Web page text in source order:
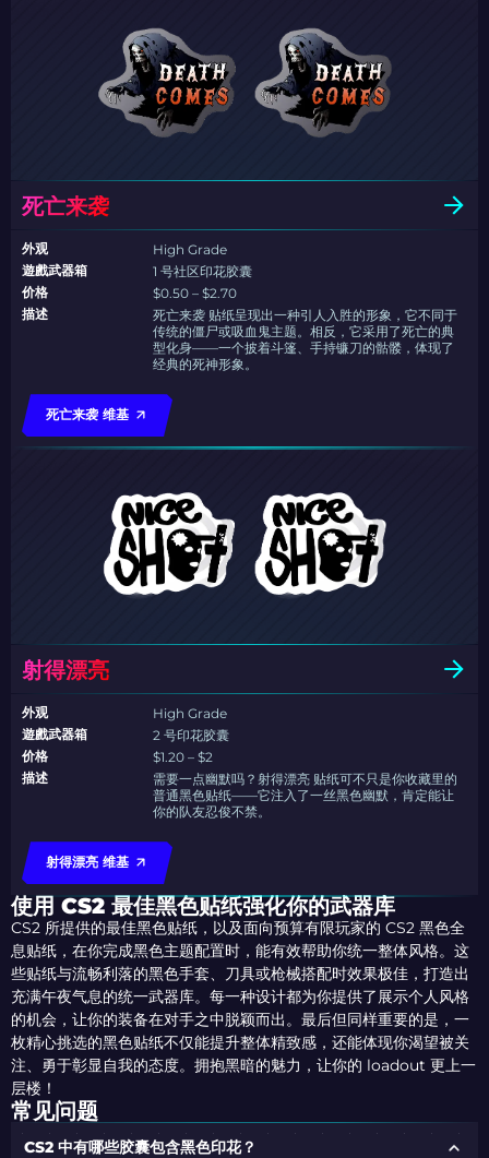
死亡来袭
外观
High Grade
遊戲武器箱
1 号社区印花胶囊
价格
$0.50 – $2.70
描述
死亡来袭 贴纸呈现出一种引人入胜的形象，它不同于
传统的僵尸或吸血鬼主题。相反，它采用了死亡的典
型化身——一个披着斗篷、手持镰刀的骷髅，体现了
经典的死神形象。
死亡来袭 维基
射得漂亮
外观
High Grade
遊戲武器箱
2 号印花胶囊
价格
$1.20 – $2
描述
需要一点幽默吗？射得漂亮 贴纸可不只是你收藏里的
普通黑色贴纸——它注入了一丝黑色幽默，肯定能让
你的队友忍俊不禁。
射得漂亮 维基
使用 CS2 最佳黑色贴纸强化你的武器库
CS2 所提供的最佳黑色贴纸，以及面向预算有限玩家的 CS2 黑色全
息贴纸，在你完成黑色主题配置时，能有效帮助你统一整体风格。这
些贴纸与流畅利落的黑色手套、刀具或枪械搭配时效果极佳，打造出
充满午夜气息的统一武器库。每一种设计都为你提供了展示个人风格
的机会，让你的装备在对手之中脱颖而出。最后但同样重要的是，一
枚精心挑选的黑色贴纸不仅能提升整体精致感，还能体现你渴望被关
注、勇于彰显自我的态度。拥抱黑暗的魅力，让你的 loadout 更上一
层楼！
常见问题
CS2 中有哪些胶囊包含黑色印花？